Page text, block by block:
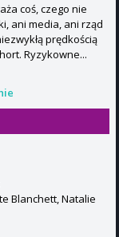
coś, czego nie
ani media, ani rząd
prędkością
Ryzykowne...
Blanchett, Natalie